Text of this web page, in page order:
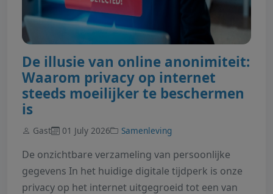
De illusie van online anonimiteit:
Waarom privacy op internet
steeds moeilijker te beschermen
is
Gast 01 July 2026 Samenleving
De onzichtbare verzameling van persoonlijke
gegevens In het huidige digitale tijdperk is onze
privacy op het internet uitgegroeid tot een van